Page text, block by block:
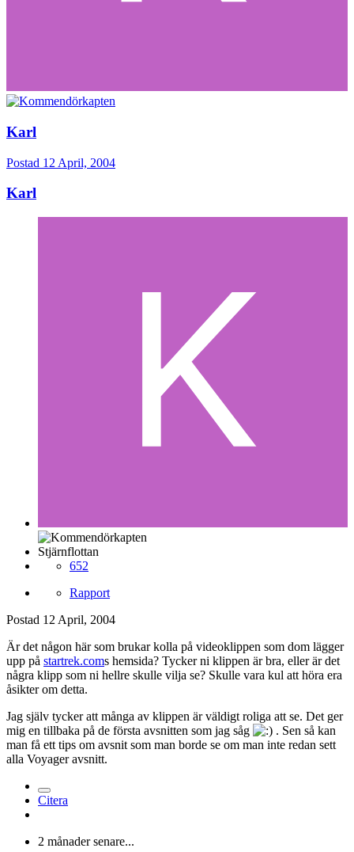
Karl
Postad 12 April, 2004
Karl
Stjärnflottan
652
Rapport
Postad 12 April, 2004
Är det någon här som brukar kolla på videoklippen som dom lägger
upp på startrek.coms hemsida? Tycker ni klippen är bra, eller är det
några klipp som ni hellre skulle vilja se? Skulle vara kul att höra era
åsikter om detta.
Jag själv tycker att många av klippen är väldigt roliga att se. Det ger
mig en tillbaka på de första avsnitten som jag såg
. Sen så kan
man få ett tips om avsnit som man borde se om man inte redan sett
alla Voyager avsnitt.
Citera
2 månader senare...